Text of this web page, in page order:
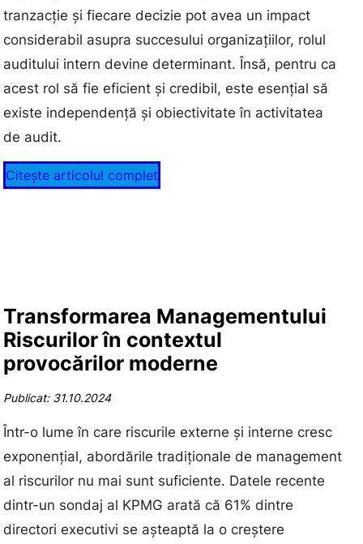
tranzacție și fiecare decizie pot avea un impact
considerabil asupra succesului organizațiilor, rolul
auditului intern devine determinant. Însă, pentru ca
acest rol să fie eficient și credibil, este esențial să
existe independență și obiectivitate în activitatea
de audit.
Citește articolul complet
Transformarea Managementului
Riscurilor în contextul
provocărilor moderne
Publicat: 31.10.2024
Într-o lume în care riscurile externe și interne cresc
exponențial, abordările tradiționale de management
al riscurilor nu mai sunt suficiente. Datele recente
dintr-un sondaj al KPMG arată că 61% dintre
directori executivi se așteaptă la o creștere